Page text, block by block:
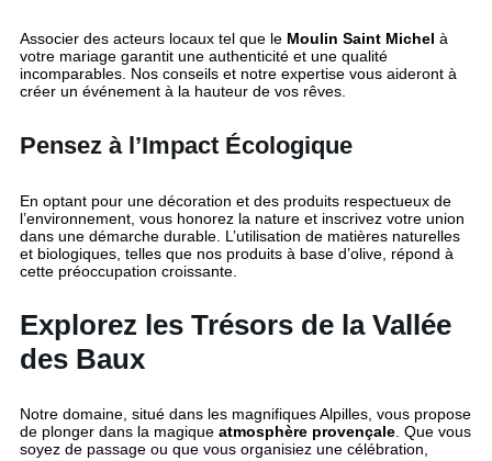
Associer des acteurs locaux tel que le Moulin Saint Michel à
votre mariage garantit une authenticité et une qualité
incomparables. Nos conseils et notre expertise vous aideront à
créer un événement à la hauteur de vos rêves.
Pensez à l’Impact Écologique
En optant pour une décoration et des produits respectueux de
l’environnement, vous honorez la nature et inscrivez votre union
dans une démarche durable. L’utilisation de matières naturelles
et biologiques, telles que nos produits à base d’olive, répond à
cette préoccupation croissante.
Explorez les Trésors de la Vallée
des Baux
Notre domaine, situé dans les magnifiques Alpilles, vous propose
de plonger dans la magique atmosphère provençale. Que vous
soyez de passage ou que vous organisiez une célébration,